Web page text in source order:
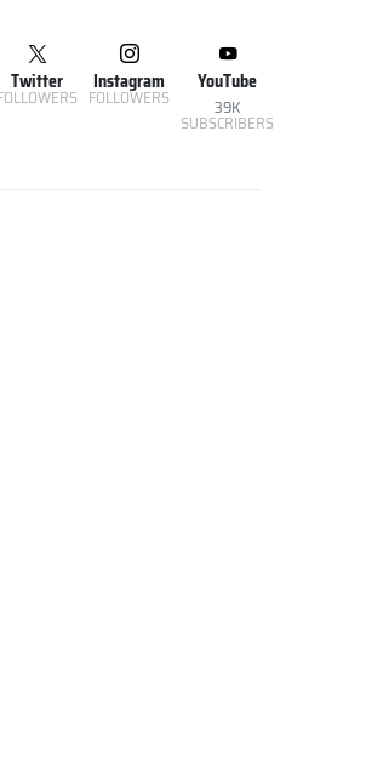
Twitter Instagram
FOLLOWERS
YouTube
39K
SUBSCRIBERS